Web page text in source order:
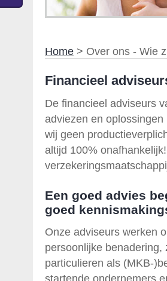
Home > Over ons - Wie
Financieel
De financieel adviseurs
adviezen en oplossingen
wij geen
altijd 100%
Een goed advies
goed
Onze adviseurs werken
persoonlijke benadering,
particulieren als (MKB-
startende ondernemers